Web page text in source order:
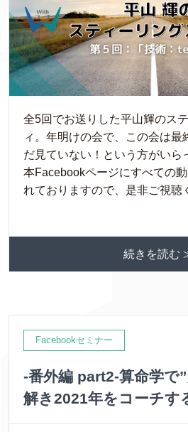
全5回でお送りした平山輝のス
ィ。年明けの会で、この会は最
だ見ていない！という方がいら
本Facebookページにすべての
れておりますので、是非ご視聴
続きを読む
Facebookセミナー
-番外編 part2-算命学で
解き2021年をコーチす